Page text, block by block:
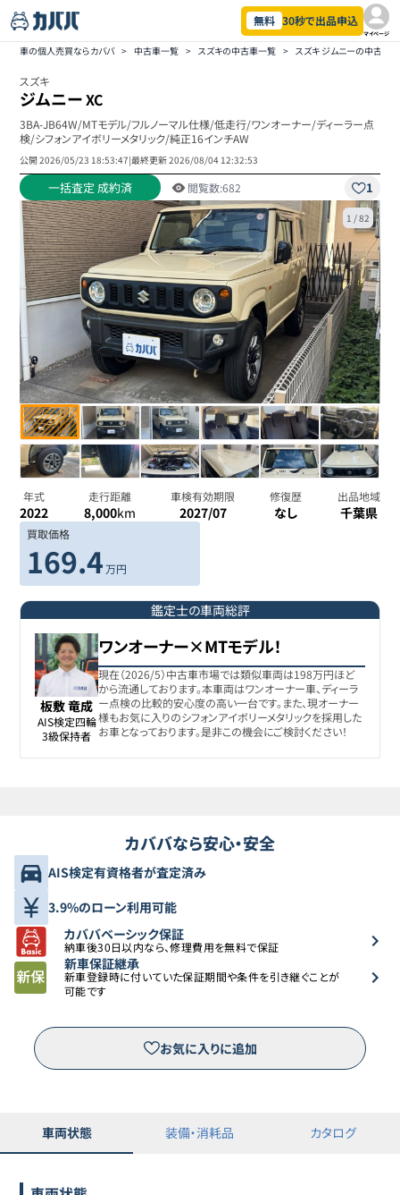
無料 30秒で出品申込
マイページ
車の個人売買ならカババ > 中古車一覧 > スズキの中古車一覧 > スズキ ジムニーの中古車
スズキ
ジムニーXC
3BA-JB64W/MTモデル/フルノーマル仕様/低走行/ワンオーナー/ディーラー点
検/シフォンアイボリーメタリック/純正16インチAW
公開2026/05/23 18:53:47|最終更新2026/08/04 12:32:53
一括査定 成約済 閲覧数:682 1
1 /82
年式
2022
走行距離
8,000km
車検有効期限
2027/07
修復歴
なし
出品地域
千葉県
買取価格
169.4 万円
鑑定士の車両総評
板敷 竜成
AIS検定四輪
3級保持者
ワンオーナー×MTモデル！
現在（2026/5）中古車市場では類似車両は198万円ほど
から流通しております。本車両はワンオーナー車、ディーラ
ー点検の比較的安心度の高い一台です。また、現オーナー
様もお気に入りのシフォンアイボリーメタリックを採用した
お車となっております。是非この機会にご検討ください！
カババなら安心・安全
AIS検定有資格者が査定済み
3.9%のローン利用可能
カババベーシック保証
納車後30日以内なら、修理費用を無料で保証
新車保証継承
新車登録時に付いていた保証期間や条件を引き継ぐことが
可能です
お気に入りに追加
車両状態 装備・消耗品 カタログ